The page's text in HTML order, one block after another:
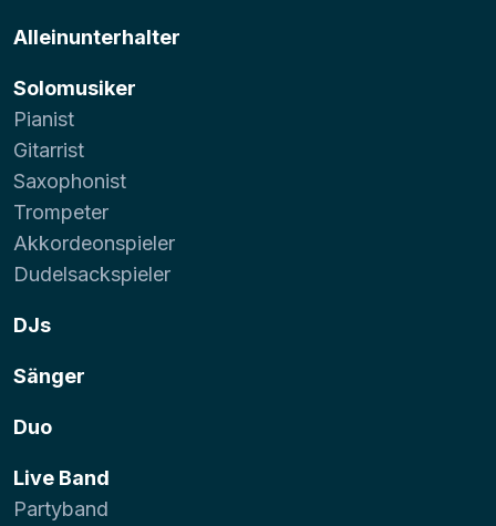
Alleinunterhalter
Solomusiker
Pianist
Gitarrist
Saxophonist
Trompeter
Akkordeonspieler
Dudelsackspieler
DJs
Sänger
Duo
Live Band
Partyband